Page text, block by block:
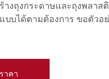
างถุงกระดาษและถุงพลา
บได้ตามต้องการ ขอตัวอ
าคา